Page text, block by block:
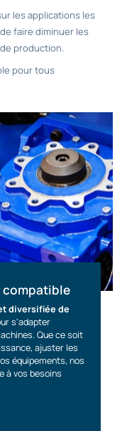
les applications les
faire diminuer les
production.
pour tous
compatible
diversifiée de
s'adapter
Que ce soit
ajuster les
équipements, nos
à vos besoins